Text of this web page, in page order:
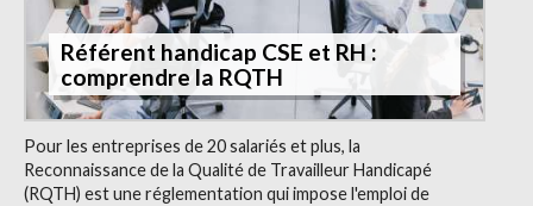
Référent handicap CSE et RH :
comprendre la RQTH
Pour les entreprises de 20 salariés et plus, la
Reconnaissance de la Qualité de Travailleur Handicapé
(RQTH) est une réglementation qui impose l'emploi de